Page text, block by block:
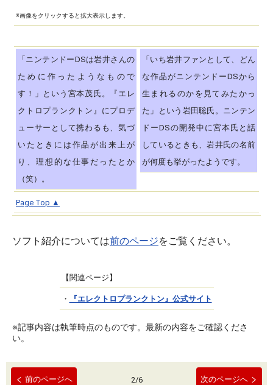
※画像をクリックすると拡大表示します。
「ニンテンドーDSは岩井さんの
ために作ったようなもので
す！」という宮本茂氏。『エレ
クトロプランクトン』にプロデ
ューサーとして携わるも、気づ
いたときには作品が出来上が
り、理想的な仕事だったとか
（笑）。
「いち岩井ファンとして、どん
な作品がニンテンドーDSから
生まれるのかを見てみたかっ
た」という岩田聡氏。ニンテン
ドーDSの開発中に宮本氏と話
しているときも、岩井氏の名前
が何度も挙がったようです。
Page Top ▲
ソフト紹介については前のページをご覧ください。
【関連ページ】
・ 『エレクトロプランクトン』公式サイト
※記事内容は執筆時点のものです。最新の内容をご確認くださ
い。
前のページへ 2/6 次のページへ